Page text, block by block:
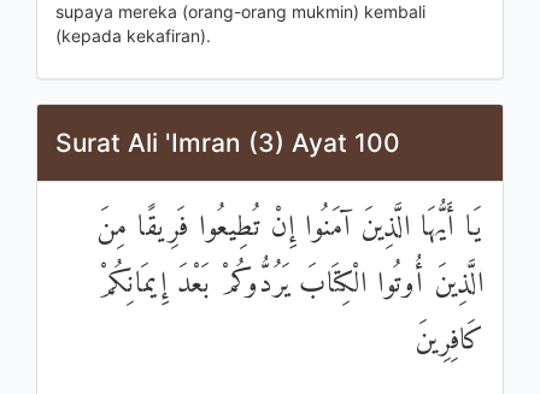
supaya mereka (orang-orang mukmin) kembali
(kepada kekafiran).
Surat Ali 'Imran (3) Ayat 100
يَا أَيُّهَا الَّذِينَ آمَنُوا إِنْ تُطِيعُوا فَرِيقًا مِنَ
الَّذِينَ أُوتُوا الْكِتَابَ يَرُدُّوكُمْ بَعْدَ إِيمَانِكُمْ
كَافِرِينَ